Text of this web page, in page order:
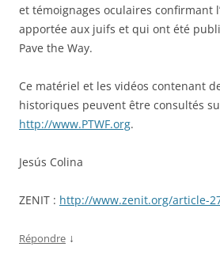
et témoignages oculaires confirmant
apportée aux juifs et qui ont été
Pave the Way.
Ce matériel et les vidéos contenant
historiques peuvent être consultés
http://www.PTWF.org.
Jesús Colina
ZENIT : http://www.zenit.org/article-
Répondre ↓